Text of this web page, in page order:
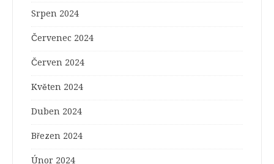
Srpen 2024
Červenec 2024
Červen 2024
Květen 2024
Duben 2024
Březen 2024
Únor 2024